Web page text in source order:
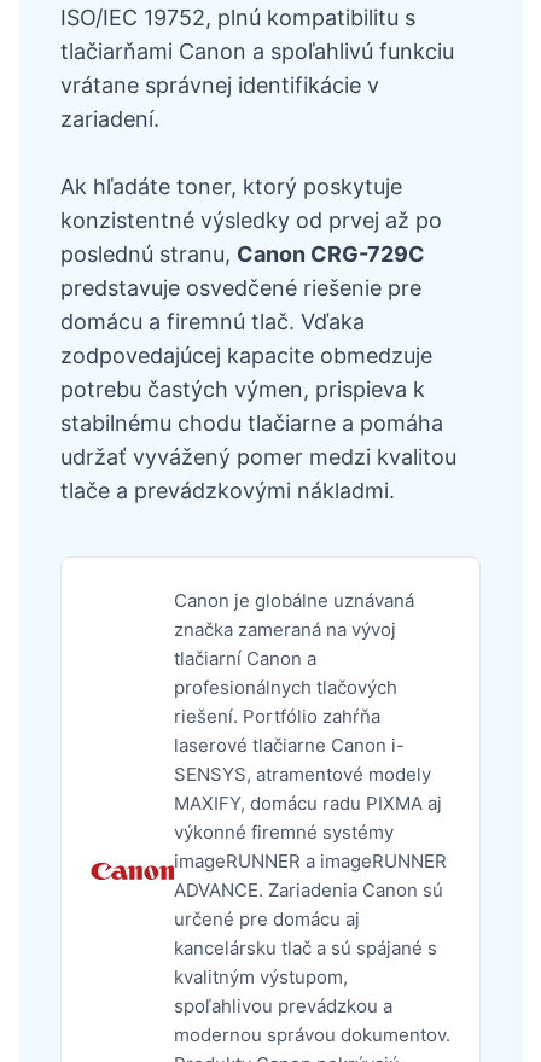
ISO/IEC 19752, plnú kompatibilitu s
tlačiarňami Canon a spoľahlivú funkciu
vrátane správnej identifikácie v
zariadení.
Ak hľadáte toner, ktorý poskytuje
konzistentné výsledky od prvej až po
poslednú stranu, Canon CRG-729C
predstavuje osvedčené riešenie pre
domácu a firemnú tlač. Vďaka
zodpovedajúcej kapacite obmedzuje
potrebu častých výmen, prispieva k
stabilnému chodu tlačiarne a pomáha
udržať vyvážený pomer medzi kvalitou
tlače a prevádzkovými nákladmi.
Canon je globálne uznávaná
značka zameraná na vývoj
tlačiarní Canon a
profesionálnych tlačových
riešení. Portfólio zahŕňa
laserové tlačiarne Canon i-
SENSYS, atramentové modely
MAXIFY, domácu radu PIXMA aj
výkonné firemné systémy
imageRUNNER a imageRUNNER
ADVANCE. Zariadenia Canon sú
určené pre domácu aj
kancelársku tlač a sú spájané s
kvalitným výstupom,
spoľahlivou prevádzkou a
modernou správou dokumentov.